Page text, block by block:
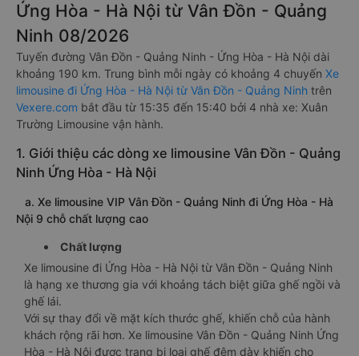
Ứng Hòa - Hà Nội từ Vân Đồn - Quảng
Ninh 08/2026
Tuyến đường Vân Đồn - Quảng Ninh - Ứng Hòa - Hà Nội dài
khoảng 190 km. Trung bình mỗi ngày có khoảng 4 chuyến Xe
limousine đi Ứng Hòa - Hà Nội từ Vân Đồn - Quảng Ninh trên
Vexere.com bắt đầu từ 15:35 đến 15:40 bởi 4 nhà xe: Xuân
Trường Limousine vận hành.
1. Giới thiệu các dòng xe limousine Vân Đồn - Quảng
Ninh Ứng Hòa - Hà Nội
a. Xe limousine VIP Vân Đồn - Quảng Ninh đi Ứng Hòa - Hà
Nội 9 chỗ chất lượng cao
Chất lượng
Xe limousine đi Ứng Hòa - Hà Nội từ Vân Đồn - Quảng Ninh
là hạng xe thương gia với khoảng tách biệt giữa ghế ngồi và
ghế lái.
Với sự thay đổi về mặt kích thước ghế, khiến chỗ của hành
khách rộng rãi hơn. Xe limousine Vân Đồn - Quảng Ninh Ứng
Hòa - Hà Nội được trang bị loại ghế đệm dày khiến cho